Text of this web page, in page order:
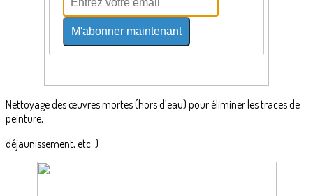
Nettoyage des œuvres mortes (hors d’eau) pour éliminer les traces de
peinture,
déjaunissement, etc..)
M'abonner maintenant